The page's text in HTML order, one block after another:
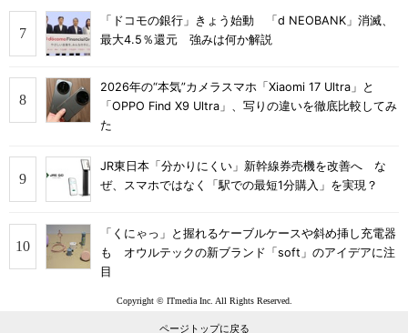
「ドコモの銀行」きょう始動 「d NEOBANK」消滅、
最大4.5％還元 強みは何か解説
2026年の“本気”カメラスマホ「Xiaomi 17 Ultra」と
「OPPO Find X9 Ultra」、写りの違いを徹底比較してみ
た
JR東日本「分かりにくい」新幹線券売機を改善へ な
ぜ、スマホではなく「駅での最短1分購入」を実現？
「くにゃっ」と握れるケーブルケースや斜め挿し充電器
も オウルテックの新ブランド「soft」のアイデアに注
目
Copyright © ITmedia Inc. All Rights Reserved.
ページトップに戻る